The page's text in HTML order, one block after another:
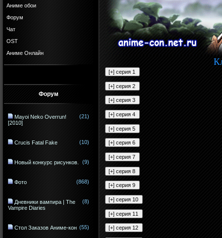
Аниме обои
Форум
Чат
OST
Аниме Онлайн
Форум
Mayoi Neko Overrun!
[2010]
(21)
Crucis Fatal Fake (10)
Новый конкурс рисунков. (9)
Фото (868)
Дневники вампира | The
Vampire Diaries
(8)
Стол Заказов Аниме-кон (55)